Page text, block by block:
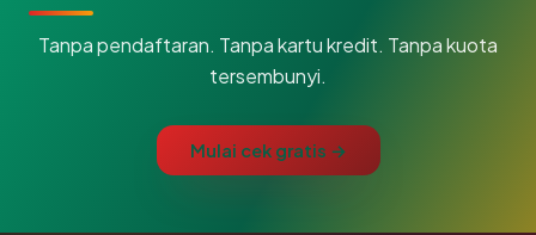
Tanpa pendaftaran. Tanpa kartu kredit. Tanpa kuota
tersembunyi.
Mulai cek gratis →